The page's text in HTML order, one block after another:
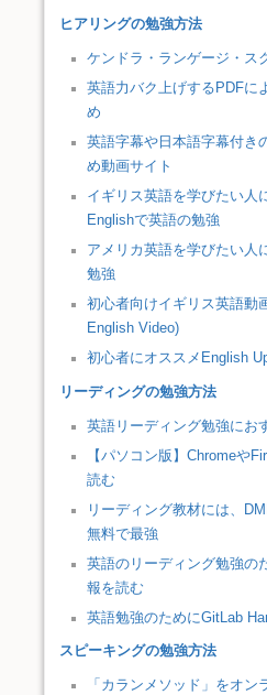
ヒアリングの勉強方法
ケンドラ・ランゲージ・ス
英語力バク上げするPDFに
め
英語字幕や日本語字幕付き
め動画サイト
イギリス英語を学びたい人
Englishで英語の勉強
アメリカ英語を学びたい人
勉強
初心者向けイギリス英語動
English Video)
初心者にオススメEnglish
リーディングの勉強方法
英語リーディング勉強にお
【パソコン版】Chromeや
読む
リーディング教材には、
無料で最強
英語のリーディング勉強の
報を読む
英語勉強のためにGitLab
スピーキングの勉強方法
「カランメソッド」をオン